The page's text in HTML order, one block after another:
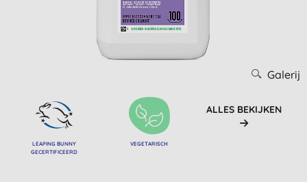
Galerij
LEAPING BUNNY
GECERTIFICEERD
VEGETARISCH
ALLES BEKIJKEN